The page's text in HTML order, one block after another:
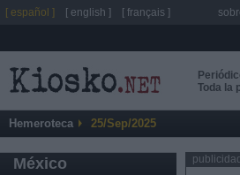
Toda la
Hemeroteca 25/Sep/2025
México publicidad
[ español ] [ english ] [ français ]